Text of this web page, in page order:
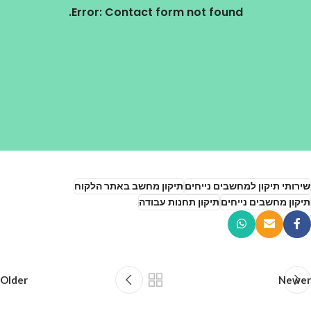
Error:Contact form not found.
שירותי תיקון למחשבים נייחיםתיקון מחשב באתר הלקוח
תיקון מחשבים נייחיםתיקון תחנות עבודה
Newer
Older